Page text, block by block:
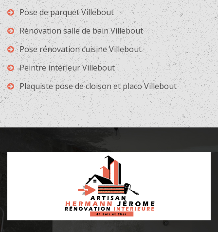
Pose de parquet Villebout
Rénovation salle de bain Villebout
Pose rénovation cuisine Villebout
Peintre intérieur Villebout
Plaquiste pose de cloison et placo Villebout